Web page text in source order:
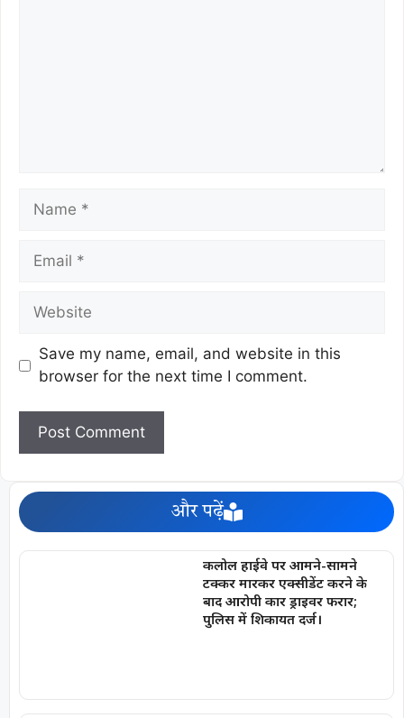
Save my name, email, and website in this
browser for the next time I comment.
और पढ़ें
कलोल हाईवे पर आमने-सामने
टक्कर मारकर एक्सीडेंट करने के
बाद आरोपी कार ड्राइवर फरार;
पुलिस में शिकायत दर्ज।